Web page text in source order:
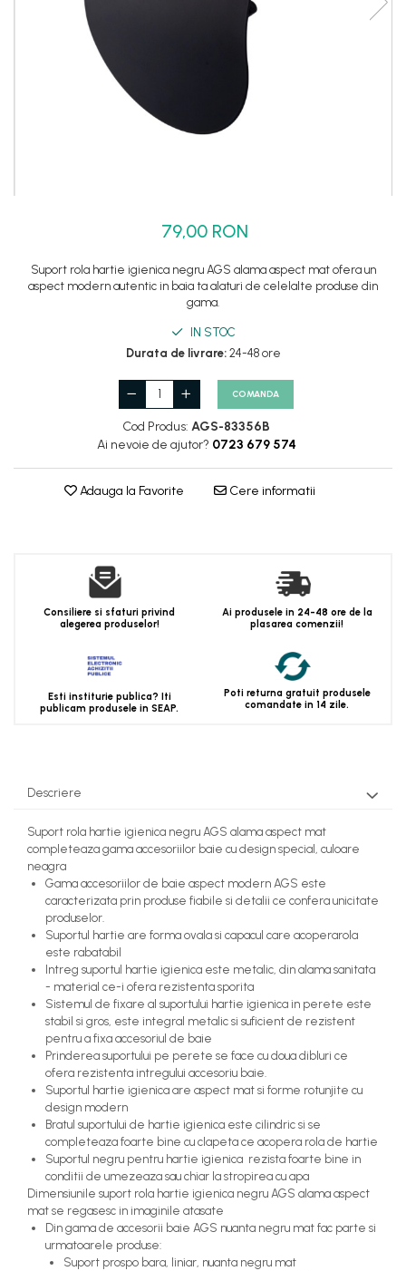
Set dus complet echipat
Suport prindere para dus
Baterii cada-Coloana dus
79,00 RON
Suport rola hartie igienica negru AGS alama aspect mat ofera un
aspect modern autentic in baia ta alaturi de celelalte produse din
gama.
IN STOC
Durata de livrare:24-48 ore
COMANDA
Cod Produs: AGS-83356B
Ai nevoie de ajutor? 0723 679 574
Adauga la Favorite Cere informatii
Consiliere si sfaturi privind
alegerea produselor!
Ai produsele in 24-48 ore de la
plasarea comenzii!
Esti institurie publica? Iti
publicam produsele in SEAP.
Poti returna gratuit produsele
comandate in 14 zile.
Descriere
Suport rola hartie igienica negru AGS alama aspect mat
completeaza gama accesoriilor baie cu design special, culoare
neagra
Gama accesoriilor de baie aspect modern AGS este
caracterizata prin produse fiabile si detalii ce confera unicitate
produselor.
Suportul hartie are forma ovala si capacul care acoperarola
este rabatabil
Intreg suportul hartie igienica este metalic, din alama sanitata
- material ce-i ofera rezistenta sporita
Sistemul de fixare al suportului hartie igienica in perete este
stabil si gros, este integral metalic si suficient de rezistent
pentru a fixa accesoriul de baie
Prinderea suportului pe perete se face cu doua dibluri ce
ofera rezistenta intregului accesoriu baie.
Suportul hartie igienica are aspect mat si forme rotunjite cu
design modern
Bratul suportului de hartie igienica este cilindric si se
completeaza foarte bine cu clapeta ce acopera rola de hartie
Suportul negru pentru hartie igienica rezista foarte bine in
conditii de umezeaza sau chiar la stropirea cu apa
Dimensiunile suport rola hartie igienica negru AGS alama aspect
mat se regasesc in imaginile atasate
Din gama de accesorii baie AGS nuanta negru mat fac parte si
urmatoarele produse:
Suport prospo bara, liniar, nuanta negru mat